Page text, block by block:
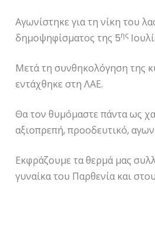
Αγωνίστηκε για τη νίκη του
δημοψηφίσματος της 5ης
Μετά τη συνθηκολόγηση της
εντάχθηκε στη ΛΑΕ.
Θα τον θυμόμαστε πάντα ως
αξιοπρεπή, προοδευτικό,
Εκφράζουμε τα θερμά μας
γυναίκα του Παρθενία και